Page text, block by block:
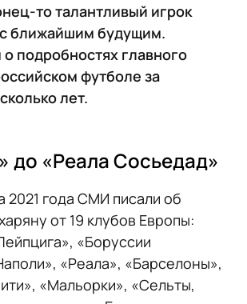
то талантливый игрок
ближайшим будущим.
подробностях главного
футболе за
лет.
до «Реала Сосьедад»
2021 года СМИ писали об
от 19 клубов Европы:
«Боруссии
«Реала», «Барселоны»,
«Мальорки», «Сельты,